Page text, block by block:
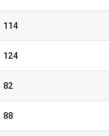
114
124
82
88